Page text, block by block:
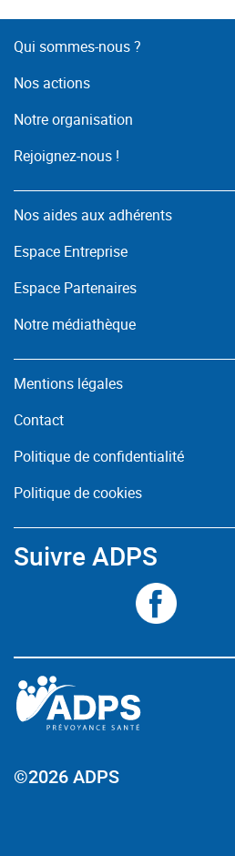
Qui sommes-nous ?
Nos actions
Notre organisation
Rejoignez-nous !
Nos aides aux adhérents
Espace Entreprise
Espace Partenaires
Notre médiathèque
Mentions légales
Contact
Politique de confidentialité
Politique de cookies
Suivre ADPS
©2026 ADPS